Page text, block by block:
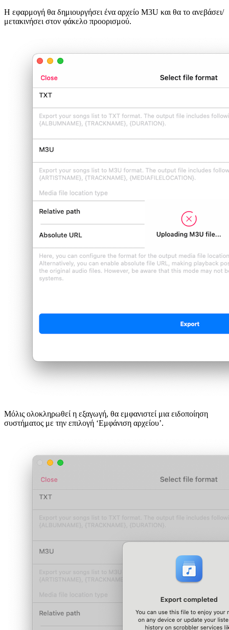
Η εφαρμογή θα δημιουργήσει ένα αρχείο M3U και θα το ανεβάσει/
μετακινήσει στον φάκελο προορισμού.
Μόλις ολοκληρωθεί η εξαγωγή, θα εμφανιστεί μια ειδοποίηση
συστήματος με την επιλογή ‘Εμφάνιση αρχείου’.